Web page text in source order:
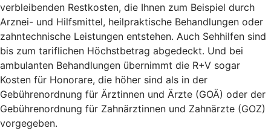
verbleibenden Restkosten, die Ihnen zum Beispiel durch
Arznei- und Hilfsmittel, heilpraktische Behandlungen oder
zahntechnische Leistungen entstehen. Auch Sehhilfen sind
bis zum tariflichen Höchstbetrag abgedeckt. Und bei
ambulanten Behandlungen übernimmt die R+V sogar
Kosten für Honorare, die höher sind als in der
Gebührenordnung für Ärztinnen und Ärzte (GOÄ) oder der
Gebührenordnung für Zahnärztinnen und Zahnärzte (GOZ)
vorgegeben.